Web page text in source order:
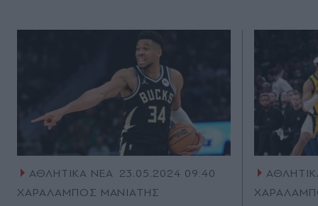
ΑΘΛΗΤΙΚΑ ΝΕΑ 23.05.2024 09:40
ΧΑΡΑΛΑΜΠΟΣ ΜΑΝΙΑΤΗΣ